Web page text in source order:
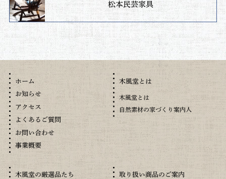
松本民芸家具
ホーム
お知らせ
アクセス
よくあるご質問
お問い合わせ
事業概要
木風堂とは
木風堂とは
自然素材の家づくり案内人
木風堂の厳選品たち 取り扱い商品のご案内